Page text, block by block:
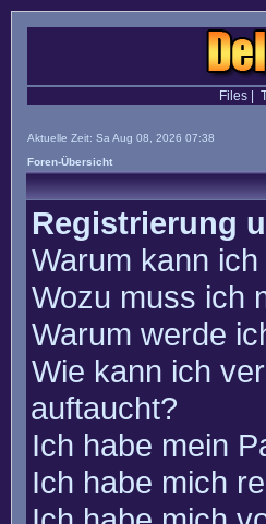
Files|
Aktuelle Zeit: Sa Aug 08, 2026 07:38
Foren-Übersicht
Registrierung
Warum kann
Wozu muss ich
Warum werde
Wie kann ich
auftaucht?
Ich habe mein
Ich habe mich